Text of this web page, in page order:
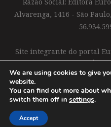
Alvarenga, 1416 - São
Site integrante do portal
Editora Europa Ltda. É
parcial do
We are using cookies to give
website.
You can find out more about
switch them off in settings.
Accept